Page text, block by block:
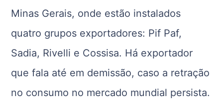
Minas Gerais, onde estão instalados
quatro grupos exportadores: Pif Paf,
Sadia, Rivelli e Cossisa. Há exportador
que fala até em demissão, caso a retração
no consumo no mercado mundial persista.